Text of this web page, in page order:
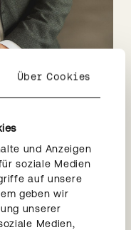
Über Cookies
und Anzeigen
soziale Medien
auf unsere
geben wir
unserer
Medien,